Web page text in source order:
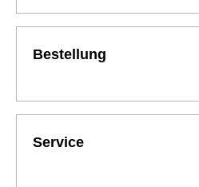
Bestellung
Service